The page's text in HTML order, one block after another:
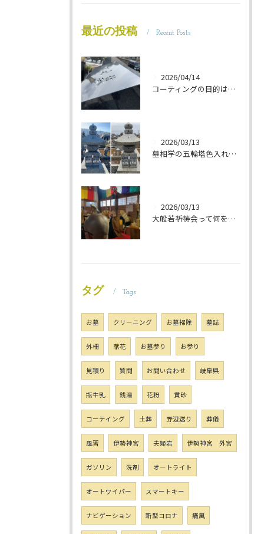
最近の投稿 Recent Posts
2026/04/14
コーティングの目的は 墓石を保護することです 岐阜のお墓掃除屋「磨き専隊」です
2026/03/13
墓相学の五輪塔色入れ 岐阜のお墓掃除屋「磨き専隊」です
2026/03/13
大般若祈祷会って何をするの？ 岐阜のお墓掃除屋「磨き専隊」です
タグ Tags
お墓 クリーニング お墓掃除 墓誌
外柵 献花 お墓参り お参り
見積り 質問 お問い合わせ 岐阜県
瓶牛乳 銭湯 花粉 黄砂
コーテイング 土葬 野辺送り 葬儀
風習 伊勢神宮 夫婦岩 伊勢神宮 外宮
ガソリン 洗剤 オートライト
オートワイパー スマートキー
ナビゲーション 新型コロナ 痛風